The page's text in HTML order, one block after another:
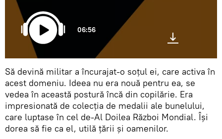
06:56
Să devină militar a încurajat-o soțul ei, care activa în
acest domeniu. Ideea nu era nouă pentru ea, se
vedea în această postură încă din copilărie. Era
impresionată de colecția de medalii ale bunelului,
care luptase în cel de-Al Doilea Război Mondial. Își
dorea să fie ca el, utilă țării și oamenilor.